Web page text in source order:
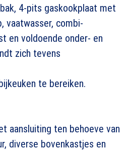
4-pits gaskookplaat met
vaatwasser, combi-
en voldoende onder- en
zich tevens
te bereiken.
aansluiting ten behoeve van
diverse bovenkastjes en